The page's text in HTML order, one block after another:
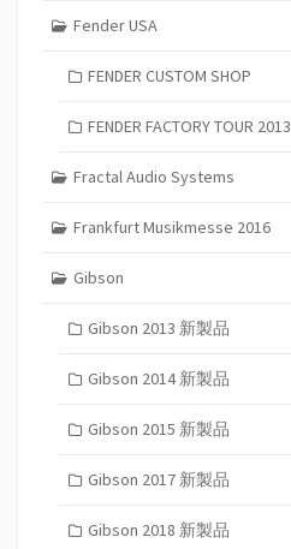
Fender USA
FENDER CUSTOM SHOP
FENDER FACTORY TOUR 2013
Fractal Audio Systems
Frankfurt Musikmesse 2016
Gibson
Gibson 2013 新製品
Gibson 2014 新製品
Gibson 2015 新製品
Gibson 2017 新製品
Gibson 2018 新製品